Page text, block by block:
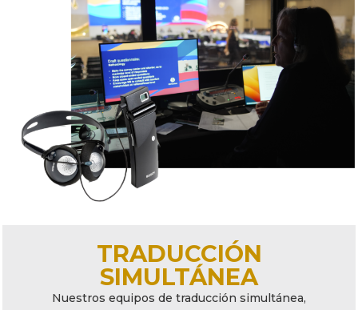
TRADUCCIÓN
SIMULTÁNEA
Nuestros equipos de traducción simultánea,